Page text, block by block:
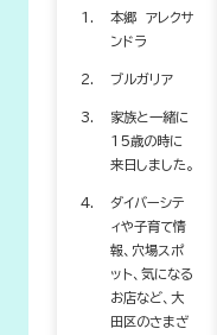
本郷 アレクサ
ンドラ
ブルガリア
家族と一緒に
15歳の時に
来日しました。
ダイバーシテ
ィや子育て情
報、穴場スポ
ット、気になる
お店など、大
田区のさまざ